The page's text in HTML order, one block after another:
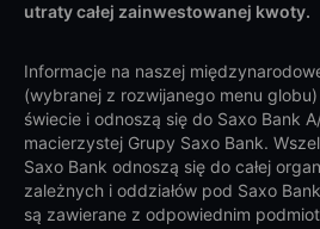
utraty całej zainwestowanej kwoty.
Informacje na naszej
(wybranej z rozwijanego menu
świecie i odnoszą się do Saxo Bank
macierzystej Grupy Saxo Bank.
Saxo Bank odnoszą się do całej
zależnych i oddziałów pod Saxo
są zawierane z odpowiednim